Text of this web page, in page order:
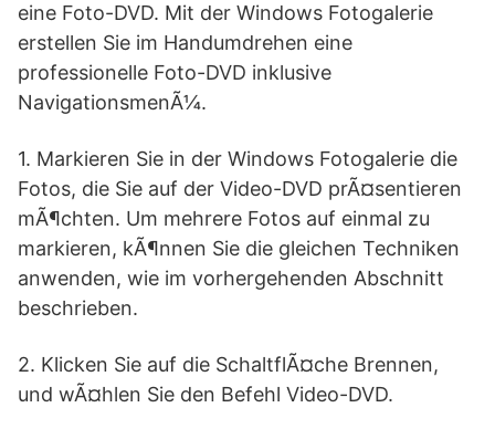
eine Foto-DVD. Mit der Windows Fotogalerie
erstellen Sie im Handumdrehen eine
professionelle Foto-DVD inklusive
NavigationsmenÃ¼.
1. Markieren Sie in der Windows Fotogalerie die
Fotos, die Sie auf der Video-DVD prÃ¤sentieren
mÃ¶chten. Um mehrere Fotos auf einmal zu
markieren, kÃ¶nnen Sie die gleichen Techniken
anwenden, wie im vorhergehenden Abschnitt
beschrieben.
2. Klicken Sie auf die SchaltflÃ¤che Brennen,
und wÃ¤hlen Sie den Befehl Video-DVD.